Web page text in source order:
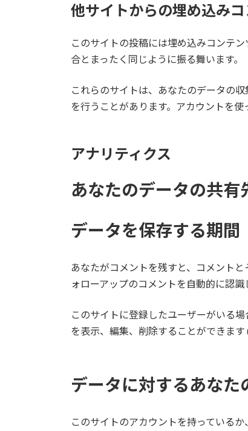
他サイトからの埋め込み
このサイトの投稿には埋め込みコンテ
合とまったく同じように振る舞います。
これらのサイトは、あなたのデータの
を行うことがあります。アカウントを
アナリティクス
あなたのデータの共有
データを保存する期間
あなたがコメントを残すと、コメント
ォローアップのコメントを自動的に認識
このサイトに登録したユーザーがいる
を表示、編集、削除することができま
データに対するあなた
このサイトのアカウントを持っている